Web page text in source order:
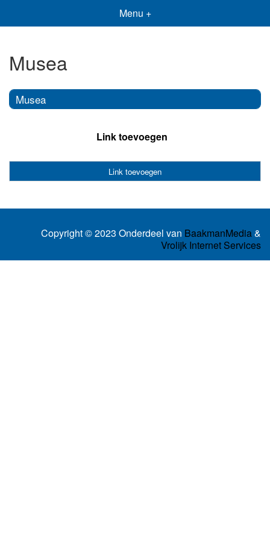
Menu +
Musea
Musea
Link toevoegen
Link toevoegen
Copyright © 2023 Onderdeel van BaakmanMedia&
Vrolijk Internet Services